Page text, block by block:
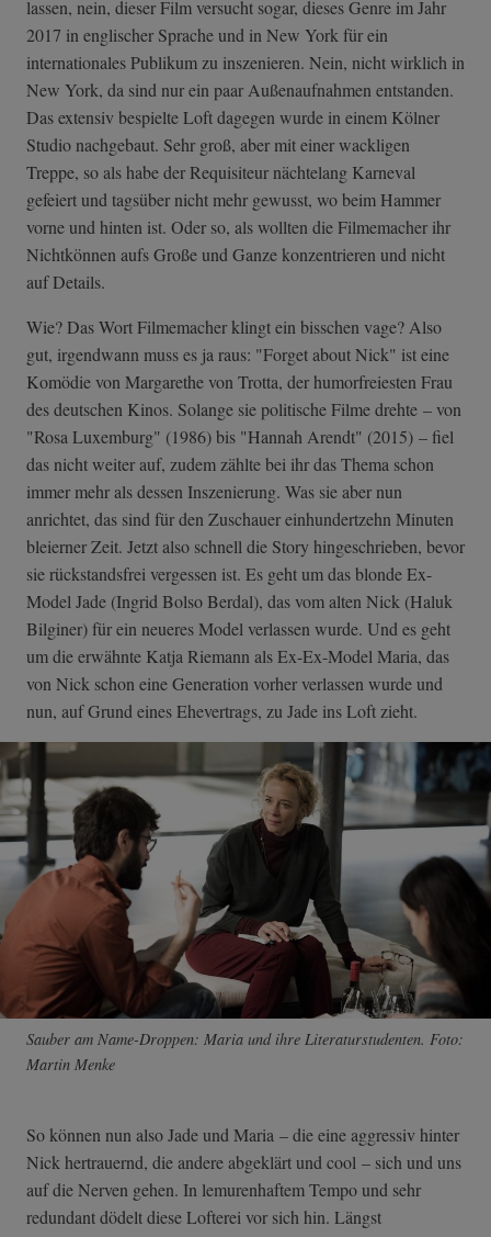
lassen, nein, dieser Film versucht sogar, dieses Genre im Jahr
2017 in englischer Sprache und in New York für ein
internationales Publikum zu inszenieren. Nein, nicht wirklich in
New York, da sind nur ein paar Außenaufnahmen entstanden.
Das extensiv bespielte Loft dagegen wurde in einem Kölner
Studio nachgebaut. Sehr groß, aber mit einer wackligen
Treppe, so als habe der Requisiteur nächtelang Karneval
gefeiert und tagsüber nicht mehr gewusst, wo beim Hammer
vorne und hinten ist. Oder so, als wollten die Filmemacher ihr
Nichtkönnen aufs Große und Ganze konzentrieren und nicht
auf Details.
Wie? Das Wort Filmemacher klingt ein bisschen vage? Also
gut, irgendwann muss es ja raus: "Forget about Nick" ist eine
Komödie von Margarethe von Trotta, der humorfreiesten Frau
des deutschen Kinos. Solange sie politische Filme drehte – von
"Rosa Luxemburg" (1986) bis "Hannah Arendt" (2015) – fiel
das nicht weiter auf, zudem zählte bei ihr das Thema schon
immer mehr als dessen Inszenierung. Was sie aber nun
anrichtet, das sind für den Zuschauer einhundertzehn Minuten
bleierner Zeit. Jetzt also schnell die Story hingeschrieben, bevor
sie rückstandsfrei vergessen ist. Es geht um das blonde Ex-
Model Jade (Ingrid Bolso Berdal), das vom alten Nick (Haluk
Bilginer) für ein neueres Model verlassen wurde. Und es geht
um die erwähnte Katja Riemann als Ex-Ex-Model Maria, das
von Nick schon eine Generation vorher verlassen wurde und
nun, auf Grund eines Ehevertrags, zu Jade ins Loft zieht.
Sauber am Name-Droppen: Maria und ihre Literaturstudenten. Foto:
Martin Menke
So können nun also Jade und Maria – die eine aggressiv hinter
Nick hertrauernd, die andere abgeklärt und cool – sich und uns
auf die Nerven gehen. In lemurenhaftem Tempo und sehr
redundant dödelt diese Lofterei vor sich hin. Längst